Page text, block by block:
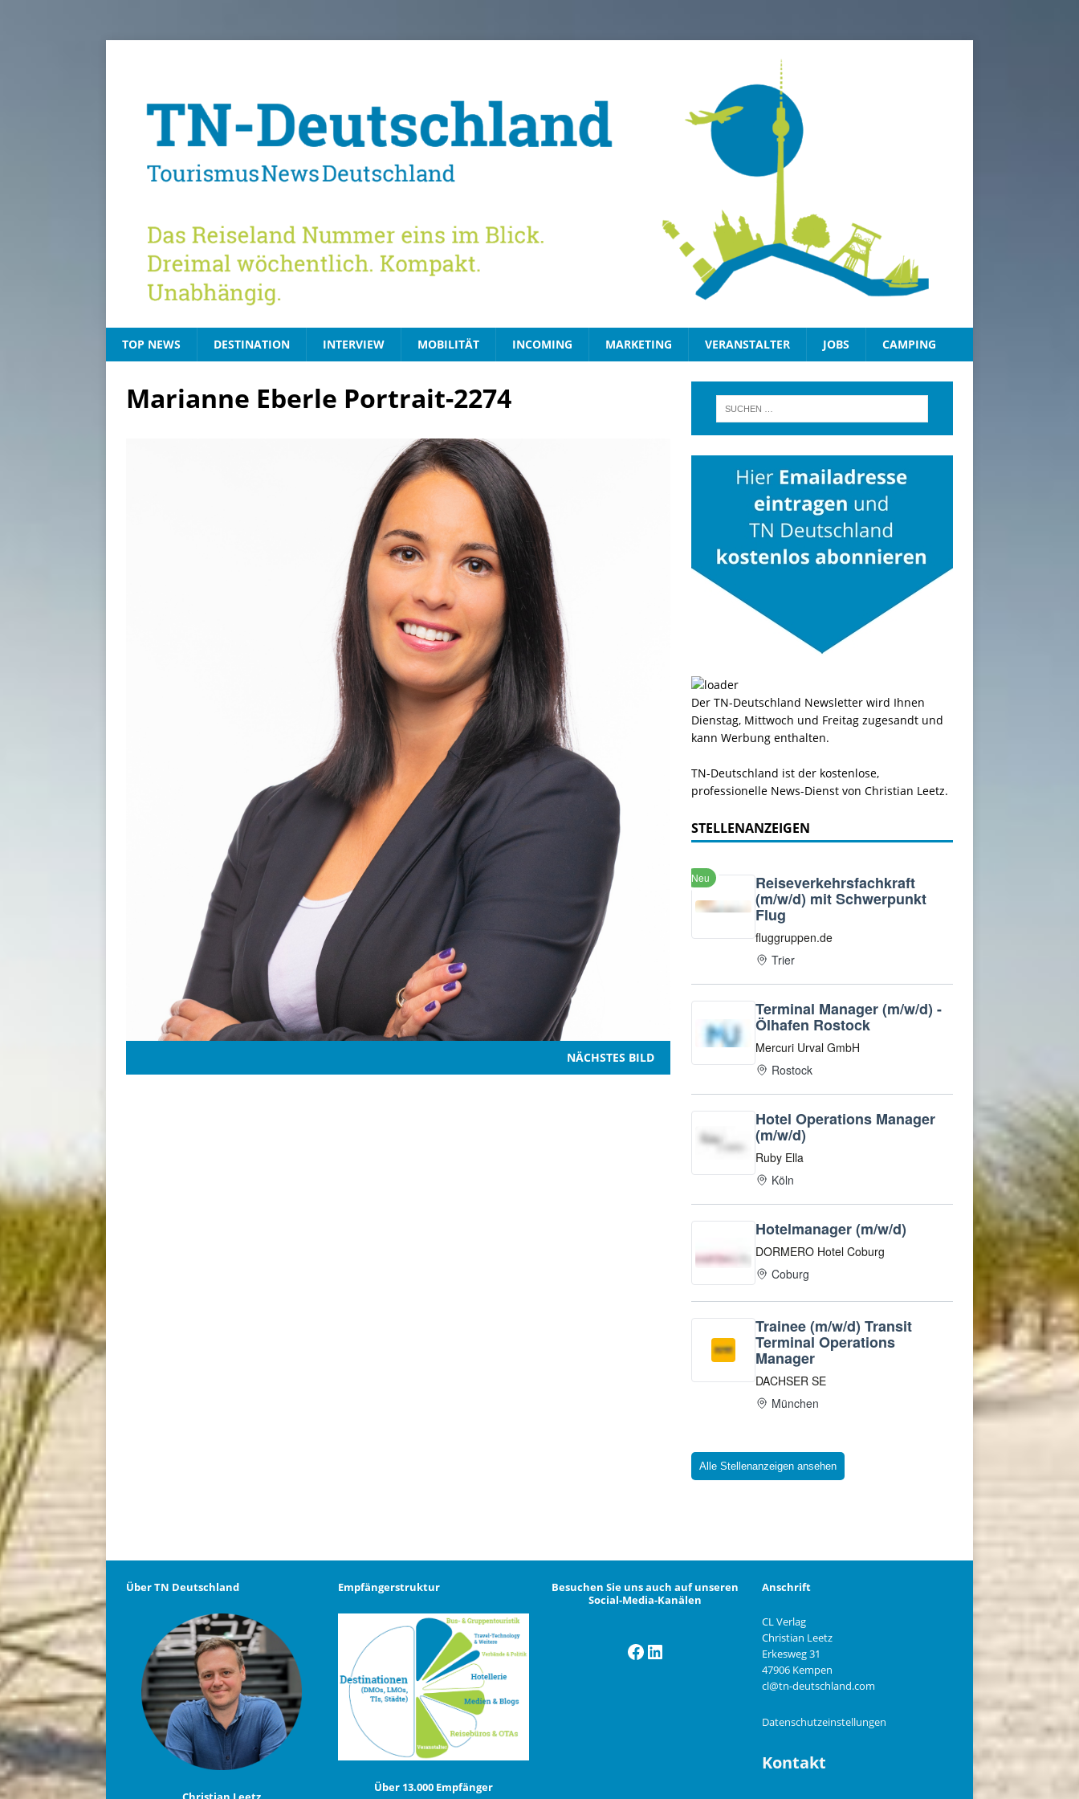
TOP NEWS DESTINATION INTERVIEW MOBILITÄT INCOMING MARKETING VERANSTALTER JOBS CAMPING
Marianne Eberle Portrait-2274
NÄCHSTES BILD
Der TN-Deutschland Newsletter wird Ihnen
Dienstag, Mittwoch und Freitag zugesandt und
kann Werbung enthalten.
TN-Deutschland ist der kostenlose,
professionelle News-Dienst von Christian Leetz.
STELLENANZEIGEN
Alle Stellenanzeigen ansehen
Über TN Deutschland Empfängerstruktur
Über 13.000 Empfänger
Besuchen Sie uns auch auf unseren
Social-Media-Kanälen
Facebook
LinkedIn
Anschrift
CL Verlag
Christian Leetz
Erkesweg 31
47906 Kempen
cl@tn-deutschland.com
Datenschutzeinstellungen
Kontakt